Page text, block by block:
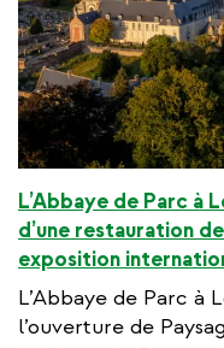
L’Abbaye de Parc à
d’une restauration
exposition
L’Abbaye de Parc à
l’ouverture de